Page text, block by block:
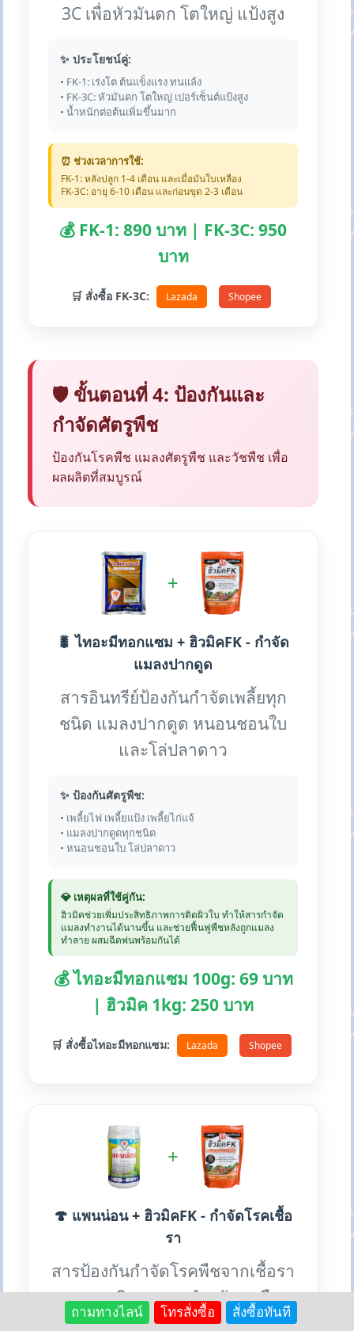
3C เพื่อหัวมันดก โตใหญ่ แป้งสูง
✨ ประโยชน์คู่:
• FK-1: เร่งโต ต้นแข็งแรง ทนแล้ง
• FK-3C: หัวมันดก โตใหญ่ เปอร์เซ็นต์แป้งสูง
• น้ำหนักต่อต้นเพิ่มขึ้นมาก
⏰ ช่วงเวลาการใช้:
FK-1: หลังปลูก 1-4 เดือน และเมื่อมันใบเหลือง
FK-3C: อายุ 6-10 เดือน และก่อนขุด 2-3 เดือน
💰 FK-1: 890 บาท | FK-3C: 950
บาท
🛒 สั่งซื้อ FK-3C: Lazada Shopee
🛡️ ขั้นตอนที่ 4: ป้องกันและ
กำจัดศัตรูพืช
ป้องกันโรคพืช แมลงศัตรูพืช และวัชพืช เพื่อ
ผลผลิตที่สมบูรณ์
+
🐛 ไทอะมีทอกแซม + ฮิวมิคFK - กำจัด
แมลงปากดูด
สารอินทรีย์ป้องกันกำจัดเพลี้ยทุก
ชนิด แมลงปากดูด หนอนชอนใบ
และโล่ปลาดาว
✨ ป้องกันศัตรูพืช:
• เพลี้ยไฟ เพลี้ยแป้ง เพลี้ยไก่แจ้
• แมลงปากดูดทุกชนิด
• หนอนชอนใบ โล่ปลาดาว
💎 เหตุผลที่ใช้คู่กัน:
ฮิวมิคช่วยเพิ่มประสิทธิภาพการติดผิวใบ ทำให้สารกำจัด
แมลงทำงานได้นานขึ้น และช่วยฟื้นฟูพืชหลังถูกแมลง
ทำลาย ผสมฉีดพ่นพร้อมกันได้
💰 ไทอะมีทอกแซม 100g: 69 บาท
| ฮิวมิค 1kg: 250 บาท
🛒 สั่งซื้อไทอะมีทอกแซม: Lazada Shopee
+
🍄 แพนน่อน + ฮิวมิคFK - กำจัดโรคเชื้อ
รา
สารป้องกันกำจัดโรคพืชจากเชื้อรา
หลายชนิด เหมาะสำหรับทุกพืช
ใช้ได้ตลอดปี
ถามทางไลน์ โทรสั่งซื้อ สั่งซื้อทันที